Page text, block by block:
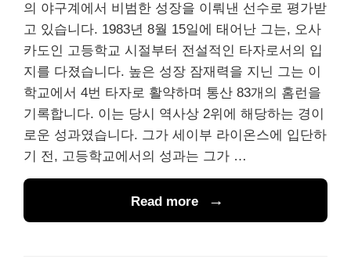
의 야구계에서 비범한 성장을 이뤄낸 선수로 평가받
고 있습니다. 1983년 8월 15일에 태어난 그는, 오사
카도인 고등학교 시절부터 전설적인 타자로서의 입
지를 다졌습니다. 높은 성장 잠재력을 지닌 그는 이
학교에서 4번 타자로 활약하며 통산 83개의 홈런을
기록합니다. 이는 당시 역사상 2위에 해당하는 경이
로운 성과였습니다. 그가 세이부 라이온스에 입단하
기 전, 고등학교에서의 성과는 그가 …
Read more